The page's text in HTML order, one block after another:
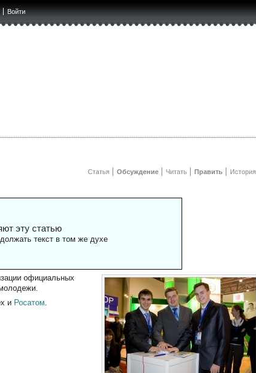
Войти
Статья Обсуждение Читать Править История
эту статью
текст в том же духе
официальных
и Росатом